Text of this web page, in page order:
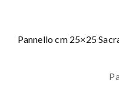
Pannello cm 25×25